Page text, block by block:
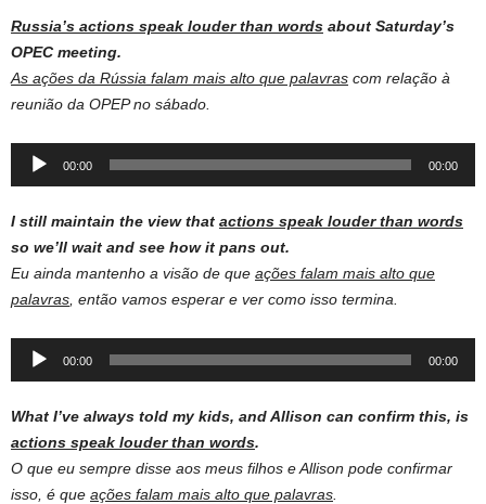
Russia’s actions speak louder than words about Saturday’s
OPEC meeting.
As ações da Rússia falam mais alto que palavras com relação à
reunião da OPEP no sábado.
Audio
00:00 00:00
I still maintain the view that actions speak louder than words
so we’ll wait and see how it pans out.
Eu ainda mantenho a visão de que ações falam mais alto que
palavras , então vamos esperar e ver como isso termina.
Audio
00:00 00:00
What I’ve always told my kids, and Allison can confirm this, is
actions speak louder than words.
O que eu sempre disse aos meus filhos e Allison pode confirmar
isso, é que ações falam mais alto que palavras